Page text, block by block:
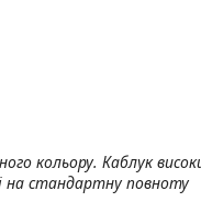
кольору. Каблук
на стандартну повноту